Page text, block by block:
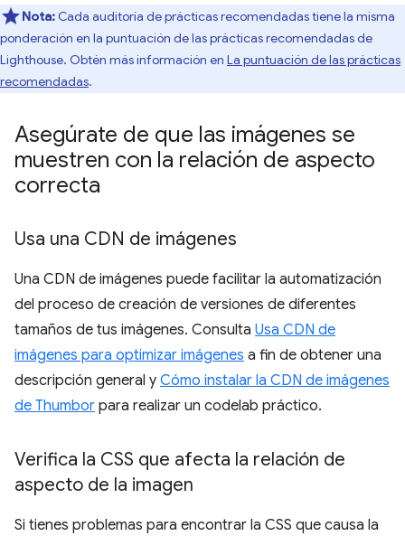
Nota: Cada auditoría de prácticas recomendadas tiene la misma
ponderación en la puntuación de las prácticas recomendadas de
Lighthouse. Obtén más información en La puntuación de las prácticas
recomendadas.
Asegúrate de que las imágenes se
muestren con la relación de aspecto
correcta
Usa una CDN de imágenes
Una CDN de imágenes puede facilitar la automatización
del proceso de creación de versiones de diferentes
tamaños de tus imágenes. Consulta Usa CDN de
imágenes para optimizar imágenes a fin de obtener una
descripción general y Cómo instalar la CDN de imágenes
de Thumbor para realizar un codelab práctico.
Verifica la CSS que afecta la relación de
aspecto de la imagen
Si tienes problemas para encontrar la CSS que causa la